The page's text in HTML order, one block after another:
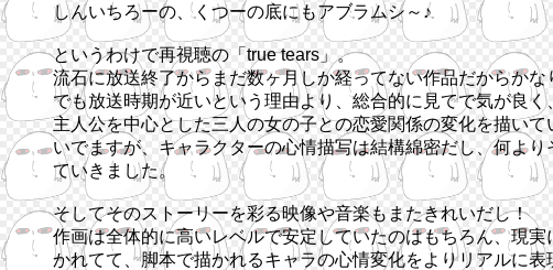
しんいちろーの、くつーの底にもアブラムシ～♪
というわけで再視聴の「true tears」。
流石に放送終了からまだ数ヶ月しか経ってない作品だからか
でも放送時期が近いという理由より、総合的に見てで気が良
主人公を中心とした三人の女の子との恋愛関係の変化を描い
いでますが、キャラクターの心情描写は結構綿密だし、何よ
ていきました。
そしてそのストーリーを彩る映像や音楽もまたきれいだし！
作画は全体的に高いレベルで安定していたのはもちろん、現
かれてて、脚本で描かれるキャラの心情変化をよりリアルに